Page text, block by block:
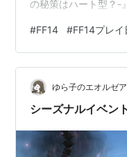
の秘策はハート型？-
2024/02/07（水）～
者でも簡単に報酬が
エストクリアでもら
ゃくちゃ可愛い…！
はするより可愛いキ…
#FF14 #FF14プレイ
ゆら子のエオルゼ
シーズナルイベン